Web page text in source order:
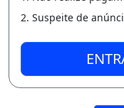
2. Suspeite de